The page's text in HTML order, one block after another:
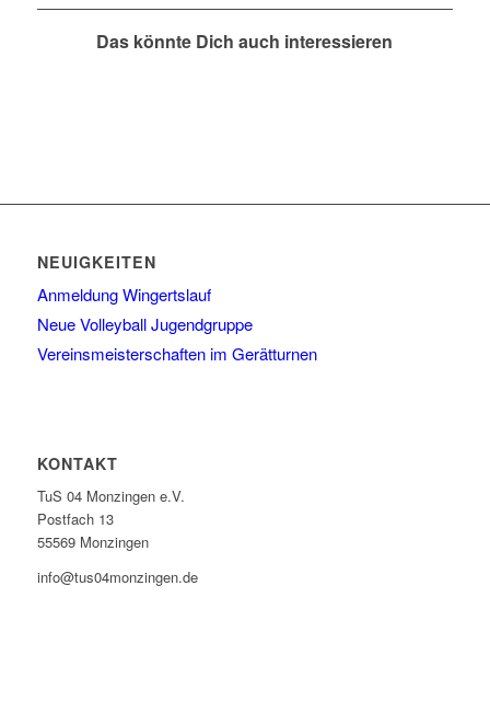
Das könnte Dich auch interessieren
NEUIGKEITEN
Anmeldung Wingertslauf
Neue Volleyball Jugendgruppe
Vereinsmeisterschaften im Gerätturnen
KONTAKT
TuS 04 Monzingen e.V.
Postfach 13
55569 Monzingen
info@tus04monzingen.de